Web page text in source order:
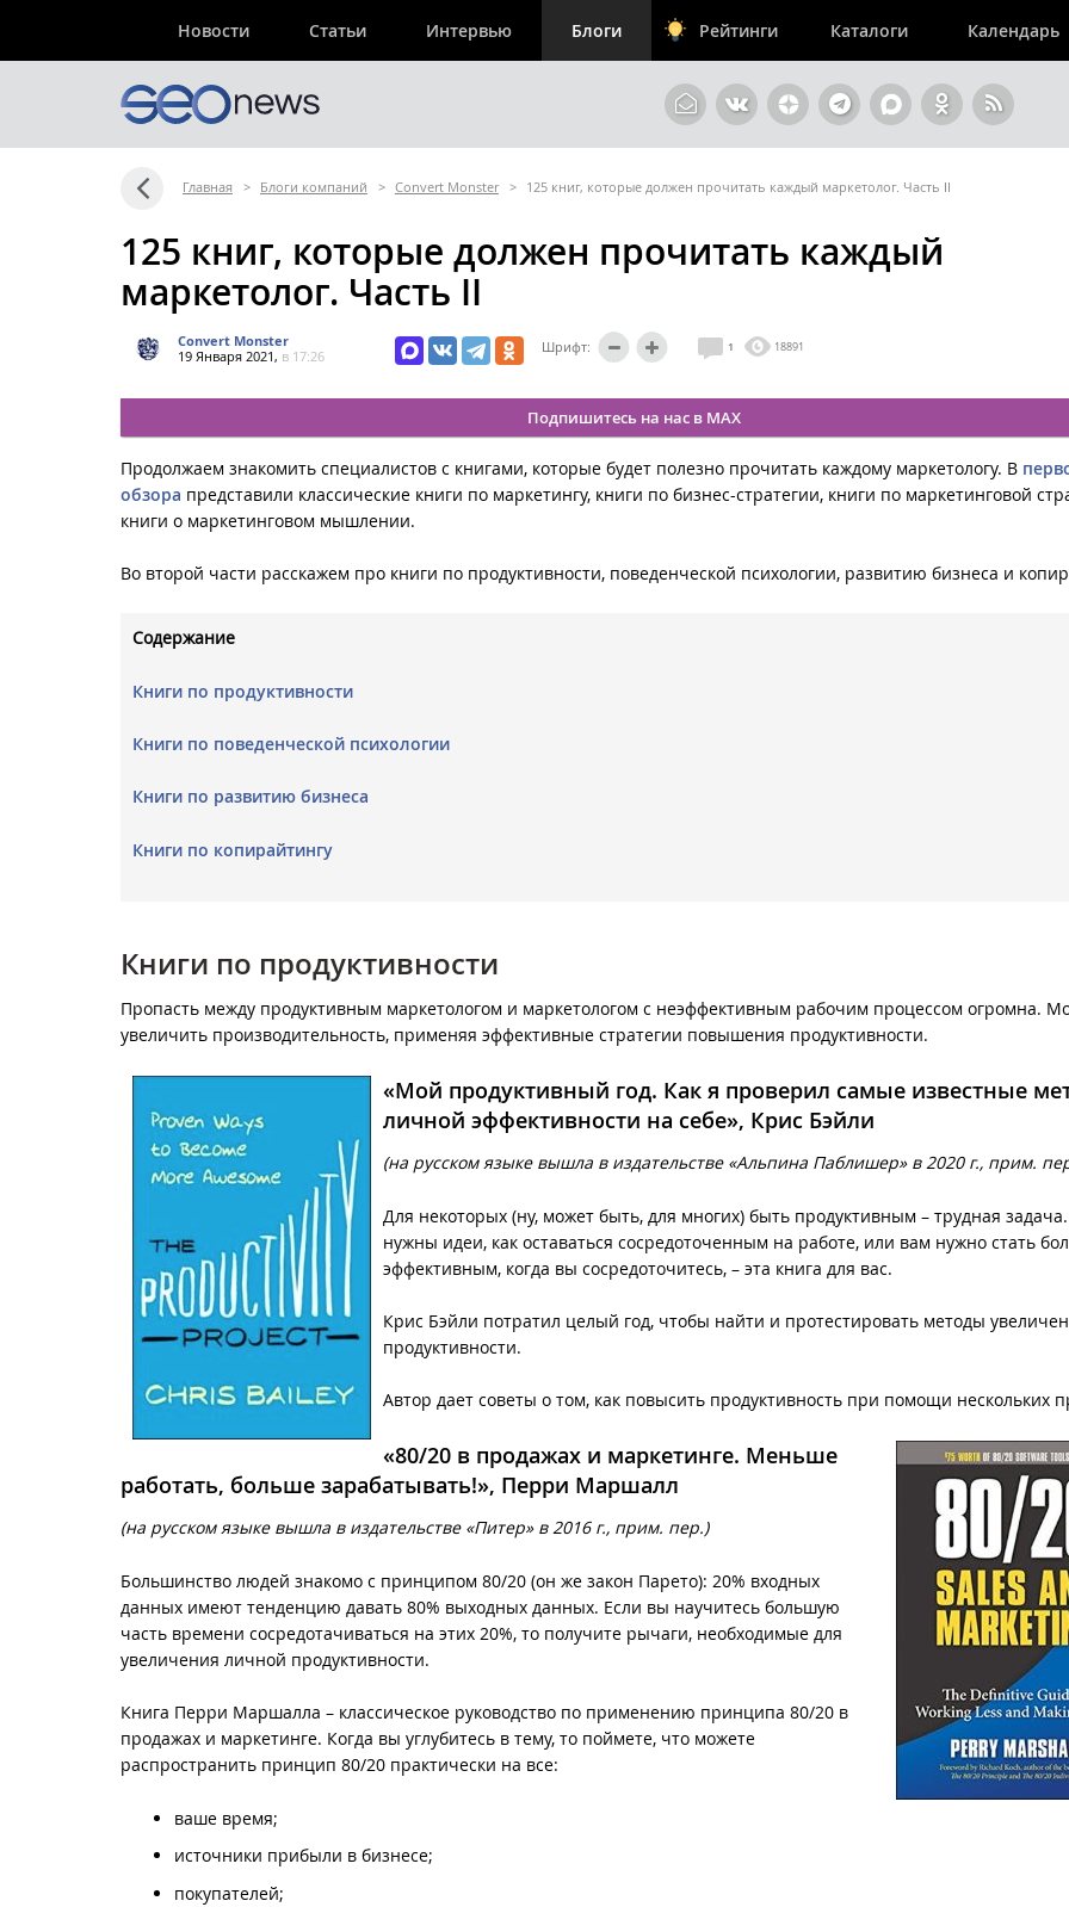
Новости Статьи Интервью Блоги Рейтинги Каталоги Календарь
Главная > Блоги компаний > Convert Monster > 125 книг, которые должен прочитать каждый маркетолог. Часть II
125 книг, которые должен прочитать каждый
маркетолог. Часть II
Convert Monster
19 Января 2021, в 17:26
Шрифт: 1 18891
Подпишитесь на нас в MAX
Продолжаем знакомить специалистов с книгами, которые будет полезно прочитать каждому маркетологу. В
обзора представили классические книги по маркетингу, книги по бизнес-стратегии, книги по маркетинговой
книги о маркетинговом мышлении.
Во второй части расскажем про книги по продуктивности, поведенческой психологии, развитию бизнеса и
Содержание
Книги по продуктивности
Книги по поведенческой психологии
Книги по развитию бизнеса
Книги по копирайтингу
Книги по продуктивности
Пропасть между продуктивным маркетологом и маркетологом с неэффективным рабочим процессом огромна.
увеличить производительность, применяя эффективные стратегии повышения продуктивности.
«Мой продуктивный год. Как я проверил самые известные
личной эффективности на себе», Крис Бэйли
(на русском языке вышла в издательстве «Альпина Паблишер» в 2020 г., прим.
Для некоторых (ну, может быть, для многих) быть продуктивным – трудная
нужны идеи, как оставаться сосредоточенным на работе, или вам нужно стать
эффективным, когда вы сосредоточитесь, – эта книга для вас.
Крис Бэйли потратил целый год, чтобы найти и протестировать методы
продуктивности.
Автор дает советы о том, как повысить продуктивность при помощи нескольких
«80/20 в продажах и маркетинге. Меньше
работать, больше зарабатывать!», Перри Маршалл
(на русском языке вышла в издательстве «Питер» в 2016 г., прим. пер.)
Большинство людей знакомо с принципом 80/20 (он же закон Парето): 20% входных
данных имеют тенденцию давать 80% выходных данных. Если вы научитесь большую
часть времени сосредотачиваться на этих 20%, то получите рычаги, необходимые для
увеличения личной продуктивности.
Книга Перри Маршалла – классическое руководство по применению принципа 80/20 в
продажах и маркетинге. Когда вы углубитесь в тему, то поймете, что можете
распространить принцип 80/20 практически на все:
ваше время;
источники прибыли в бизнесе;
покупателей;